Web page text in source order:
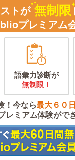
トが 無制限
プレミアム
語彙力診断が
無制限！
！今なら最大６０
レミアム体験がで